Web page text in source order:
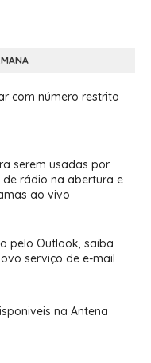
com número restrito
serem usadas por
rádio na abertura e
ao vivo
pelo Outlook, saiba
serviço de e-mail
na Antena